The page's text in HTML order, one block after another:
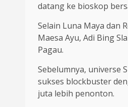
datang ke bioskop
Selain Luna Maya dan
Maesa Ayu, Adi Bing
Pagau.
Sebelumnya, universe
sukses blockbuster
juta lebih penonton.